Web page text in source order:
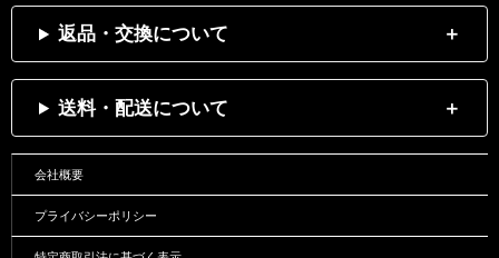
返品・交換について
送料・配送について
会社概要
プライバシーポリシー